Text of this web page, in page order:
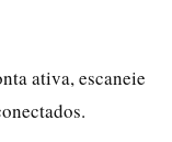
ativa, escaneie